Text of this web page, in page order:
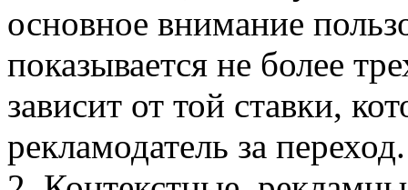
основное внимание
показывается не более
зависит от той ставки,
рекламодатель за переход.